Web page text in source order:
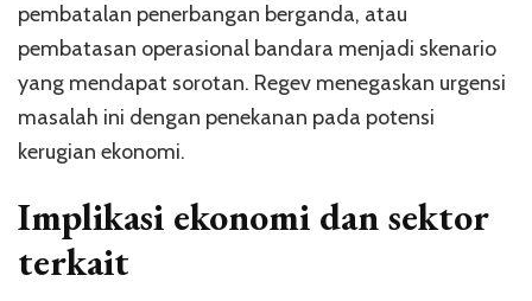
pembatalan penerbangan berganda, atau
pembatasan operasional bandara menjadi skenario
yang mendapat sorotan. Regev menegaskan urgensi
masalah ini dengan penekanan pada potensi
kerugian ekonomi.
Implikasi ekonomi dan sektor
terkait